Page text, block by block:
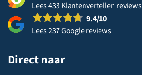
Lees 433 Klantenvertellen reviews
9.4/10
Lees 237 Google reviews
Direct naar